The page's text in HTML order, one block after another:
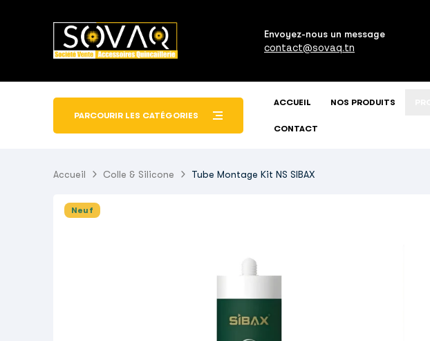
Envoyez-nous un message
contact@sovaq.tn
PARCOURIR LES CATÉGORIES
ACCUEIL NOS PRODUITS
CONTACT
Accueil Colle & Silicone Tube Montage Kit NS SIBAX
Neuf